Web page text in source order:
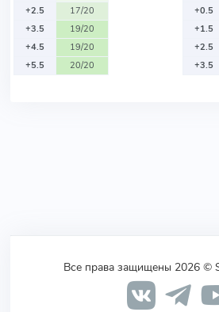
+2.5
17/20
+3.5
19/20
+4.5
19/20
+5.5
20/20
+0.5
+1.5
+2.5
+3.5
Все права защищены 2026 ©